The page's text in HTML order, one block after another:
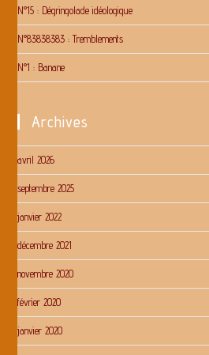
N°15 : Dégringolade idéologique
N°83838383 : Tremblements
N°1 : Banane
Archives
avril 2026
septembre 2025
janvier 2022
décembre 2021
novembre 2020
février 2020
janvier 2020